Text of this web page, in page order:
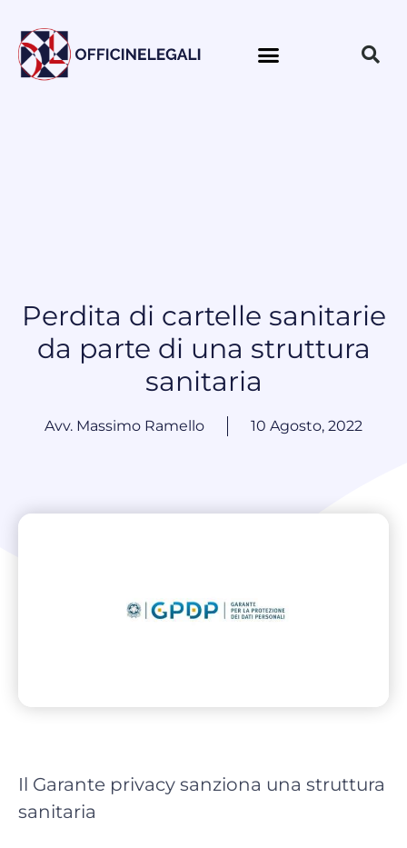
Perdita di cartelle sanitarie
da parte di una struttura
sanitaria
Avv. Massimo Ramello 10 Agosto, 2022
Il Garante privacy sanziona una struttura
sanitaria